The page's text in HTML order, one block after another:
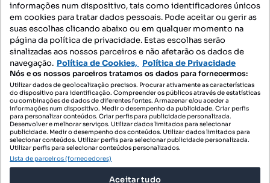
Mapa do Site
Contacte-nos
SIGA-NOS:
DESCARREGAR NA:
informações num dispositivo, tais como identificadores únicos
em cookies para tratar dados pessoais. Pode aceitar ou gerir as
suas escolhas clicando abaixo ou em qualquer momento na
página da política de privacidade. Estas escolhas serão
sinalizadas aos nossos parceiros e não afetarão os dados de
navegação. Política de Cookies, Política de Privacidade
Nós e os nossos parceiros tratamos os dados para fornecermos:
Utilizar dados de geolocalização precisos. Procurar ativamente as características
do dispositivo para identificação. Compreender os públicos através de estatísticas
ou combinações de dados de diferentes fontes. Armazenar e/ou aceder a
informações num dispositivo. Medir o desempenho da publicidade. Criar perfis
para personalizar conteúdos. Criar perfis para publicidade personalizada.
Desenvolver e melhorar serviços. Utilizar dados limitados para selecionar
publicidade. Medir o desempenho dos conteúdos. Utilizar dados limitados para
selecionar conteúdos. Utilizar perfis para selecionar publicidade personalizada.
Utilizar perfis para selecionar conteúdos personalizados.
Lista de parceiros (fornecedores)
Aceitar tudo